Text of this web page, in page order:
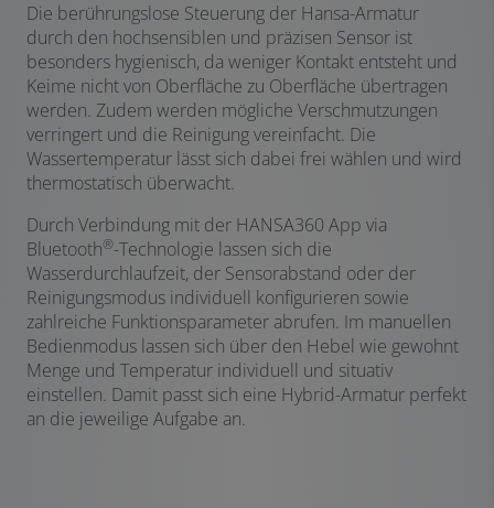
Die berührungslose Steuerung der Hansa-Armatur
durch den hochsensiblen und präzisen Sensor ist
besonders hygienisch, da weniger Kontakt entsteht und
Keime nicht von Oberfläche zu Oberfläche übertragen
werden. Zudem werden mögliche Verschmutzungen
verringert und die Reinigung vereinfacht. Die
Wassertemperatur lässt sich dabei frei wählen und wird
thermostatisch überwacht.
Durch Verbindung mit der HANSA360 App via
Bluetooth®-Technologie lassen sich die
Wasserdurchlaufzeit, der Sensorabstand oder der
Reinigungsmodus individuell konfigurieren sowie
zahlreiche Funktionsparameter abrufen. Im manuellen
Bedienmodus lassen sich über den Hebel wie gewohnt
Menge und Temperatur individuell und situativ
einstellen. Damit passt sich eine Hybrid-Armatur perfekt
an die jeweilige Aufgabe an.